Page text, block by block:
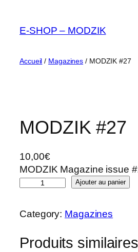
contenu
E-SHOP – MODZIK
Accueil / Magazines / MODZIK #27
MODZIK #27
10,00€
MODZIK Magazine issue
q
n
i
Ajouter au panier
Category: Magazines
Produits similaires